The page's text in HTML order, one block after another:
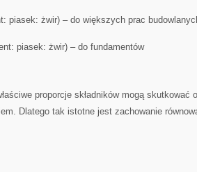
⁣piasek: żwir) – do ⁣większych prac
piasek: żwir) – do fundamentów
proporcje składników mogą⁤ skutkować
Dlatego tak istotne jest zachowanie